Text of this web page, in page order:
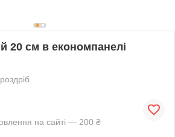
20 см в економпанелі
на сайті — 200 ₴